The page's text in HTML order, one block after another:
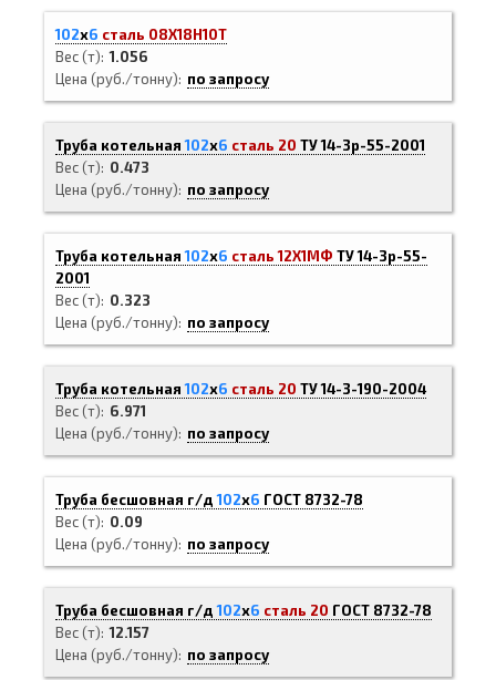
102х6 сталь 08Х18Н10Т
Вес (т) 1.056
Цена (руб./тонну)
по запросу
Труба котельная102х6 сталь 20 ТУ 14-3р-55-2001
Вес (т)
0.473
Цена (руб./тонну)
по запросу
Труба котельная102х6 сталь 12Х1МФ ТУ 14-3р-55-
2001
Вес (т)
0.323
Цена (руб./тонну)
по запросу
Труба котельная102х6 сталь 20 ТУ 14-3-190-2004
Вес (т)
6.971
Цена (руб./тонну)
по запросу
Труба бесшовная г/д102х6 ГОСТ 8732-78
Вес (т)
0.09
Цена (руб./тонну)
по запросу
Труба бесшовная г/д102х6 сталь 20 ГОСТ 8732-78
Вес (т) 12.157
Цена (руб./тонну)
по запросу